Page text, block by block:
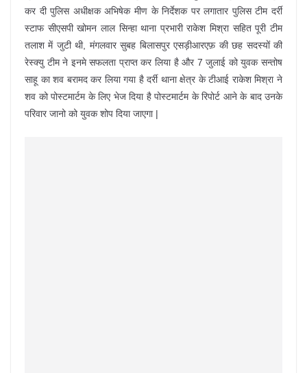
कर दी पुलिस अधीक्षक अभिषेक मीण के निर्देशक पर लगातार पुलिस टीम दर्री
स्टाफ सीएसपी खोमन लाल सिन्हा थाना प्रभारी राकेश मिश्रा सहित पूरी टीम
तलाश में जुटी थी, मंगलवार सुबह बिलासपुर एसड़ीआरएफ़ की छह सदस्यों की
रेस्क्यु टीम ने इनमे सफलता प्राप्त कर लिया है और 7 जुलाई को युवक सन्तोष
साहू का शव बरामद कर लिया गया है दर्री थाना क्षेत्र के टीआई राकेश मिश्रा ने
शव को पोस्टमार्टम के लिए भेज दिया है पोस्टमार्टम के रिपोर्ट आने के बाद उनके
परिवार जानो को युवक शोप दिया जाएगा |